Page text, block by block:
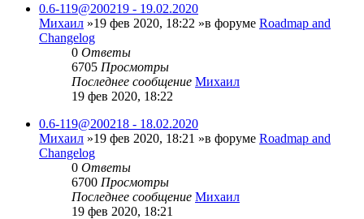
0.6-119@200219 - 19.02.2020
Михаил »19 фев 2020, 18:22 »в форуме Roadmap and
Changelog
0 Ответы
6705 Просмотры
Последнее сообщение Михаил
19 фев 2020, 18:22
0.6-119@200218 - 18.02.2020
Михаил »19 фев 2020, 18:21 »в форуме Roadmap and
Changelog
0 Ответы
6700 Просмотры
Последнее сообщение Михаил
19 фев 2020, 18:21